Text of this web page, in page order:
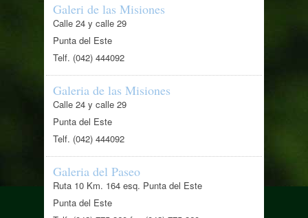
Galeri de las Misiones
Calle 24 y calle 29
Punta del Este
Telf. (042) 444092
Galeria de las Misiones
Calle 24 y calle 29
Punta del Este
Telf. (042) 444092
Galeria del Paseo
Ruta 10 Km. 164 esq. Punta del Este
Punta del Este